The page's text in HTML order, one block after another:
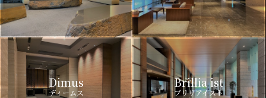
Dimus
ディームス
Brillia ist
ブリリアイスト